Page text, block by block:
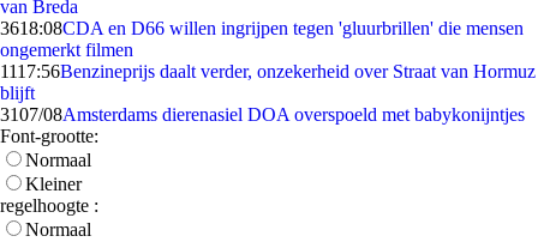
van Breda
3618:08CDA en D66 willen ingrijpen tegen 'gluurbrillen' die mensen
ongemerkt filmen
1117:56Benzineprijs daalt verder, onzekerheid over Straat van Hormuz
blijft
3107/08Amsterdams dierenasiel DOA overspoeld met babykonijntjes
Font-grootte:
Normaal
Kleiner
regelhoogte :
Normaal